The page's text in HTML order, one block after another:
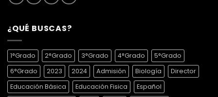
¿QUÉ BUSCAS?
1°Grado 2°Grado 3°Grado 4°Grado
5°Grado
6°Grado
2023 2024 Admisión Biología
Director
Educación Básica
Educación Fisica
Español